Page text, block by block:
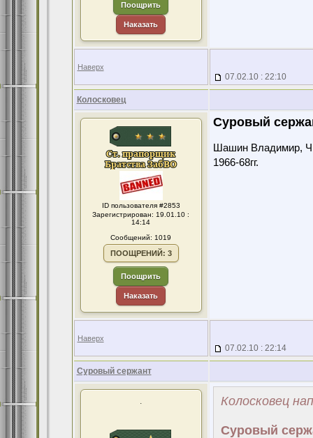
Поощрить
Наказать
Наверх
07.02.10 : 22:10
Колосковец
ID пользователя #2853
Зарегистрирован: 19.01.10 :
14:14
Сообщений: 1019
ПООЩРЕНИЙ: 3
Поощрить
Наказать
Суровый
Шашин Владимир,
1966-68гг.
Наверх
07.02.10 : 22:14
Суровый сержант
. Колосковец
Суровый